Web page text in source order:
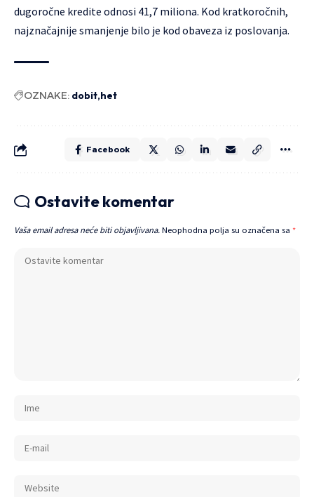
dugoročne kredite odnosi 41,7 miliona. Kod kratkoročnih,
najznačajnije smanjenje bilo je kod obaveza iz poslovanja.
OZNAKE: dobit het
Facebook
Ostavite komentar
Vaša email adresa neće biti objavljivana. Neophodna polja su označena sa *